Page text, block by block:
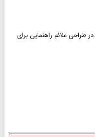
در طراحی علائم راهنمایی برای